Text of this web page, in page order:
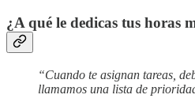
¿A qué le dedicas tus horas
“Cuando te asignan tareas,
llamamos una lista de